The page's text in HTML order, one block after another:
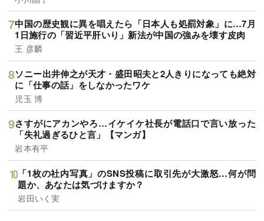
中国の歴史観に異を唱えたら「日本人も処罰対象」に…7月
1日施行の「習近平肝いり」新法が中国の強みを壊す皮肉
王 彦麟
ソニー出井伸之が天才・盛田昭夫と2人きりになっても絶対
に「仕事の話」をしなかったワケ
児玉 博
さすがにアカンやろ…イケイケ社長が電話口で言い放った
「失礼過ぎるひと言」【マンガ】
岩本有平
「1枚の社内写真」のSNS投稿に取引先が大激怒…何が問
題か、あなたは気づけますか？
岩田いく実